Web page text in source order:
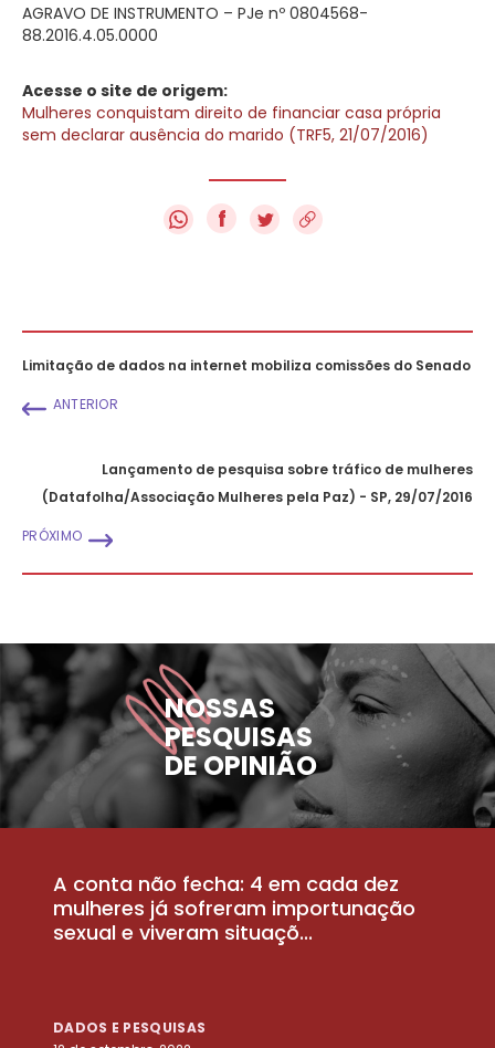
AGRAVO DE INSTRUMENTO – PJe nº 0804568-
88.2016.4.05.0000
Acesse o site de origem:
Mulheres conquistam direito de financiar casa própria
sem declarar ausência do marido (TRF5, 21/07/2016)
f
Limitação de dados na internet mobiliza comissões do Senado
ANTERIOR
Lançamento de pesquisa sobre tráfico de mulheres
(Datafolha/Associação Mulheres pela Paz) - SP, 29/07/2016
PRÓXIMO
NOSSAS
PESQUISAS
DE OPINIÃO
A conta não fecha: 4 em cada dez
mulheres já sofreram importunação
sexual e viveram situaçõ...
DADOS E PESQUISAS